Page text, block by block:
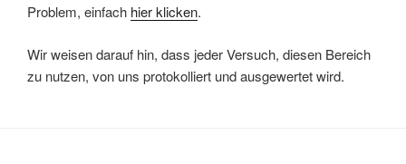
Problem, einfach hier klicken.
Wir weisen darauf hin, dass jeder Versuch, diesen Bereich
zu nutzen, von uns protokolliert und ausgewertet wird.